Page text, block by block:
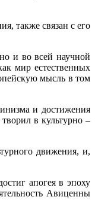
также связан с его
и во всей научной
мир естественных
мысль в том
и достижения
в культурно –
движения, и,
апогея в эпоху
Авиценны